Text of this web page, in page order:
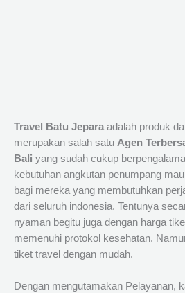
Travel Batu Jepara adalah produk
merupakan salah satu Agen
Bali yang sudah cukup
kebutuhan angkutan penumpang
bagi mereka yang membutuhkan
dari seluruh indonesia. Tentunya
nyaman begitu juga dengan harga
memenuhi protokol kesehatan.
tiket travel dengan mudah.
Dengan mengutamakan Pelayanan,